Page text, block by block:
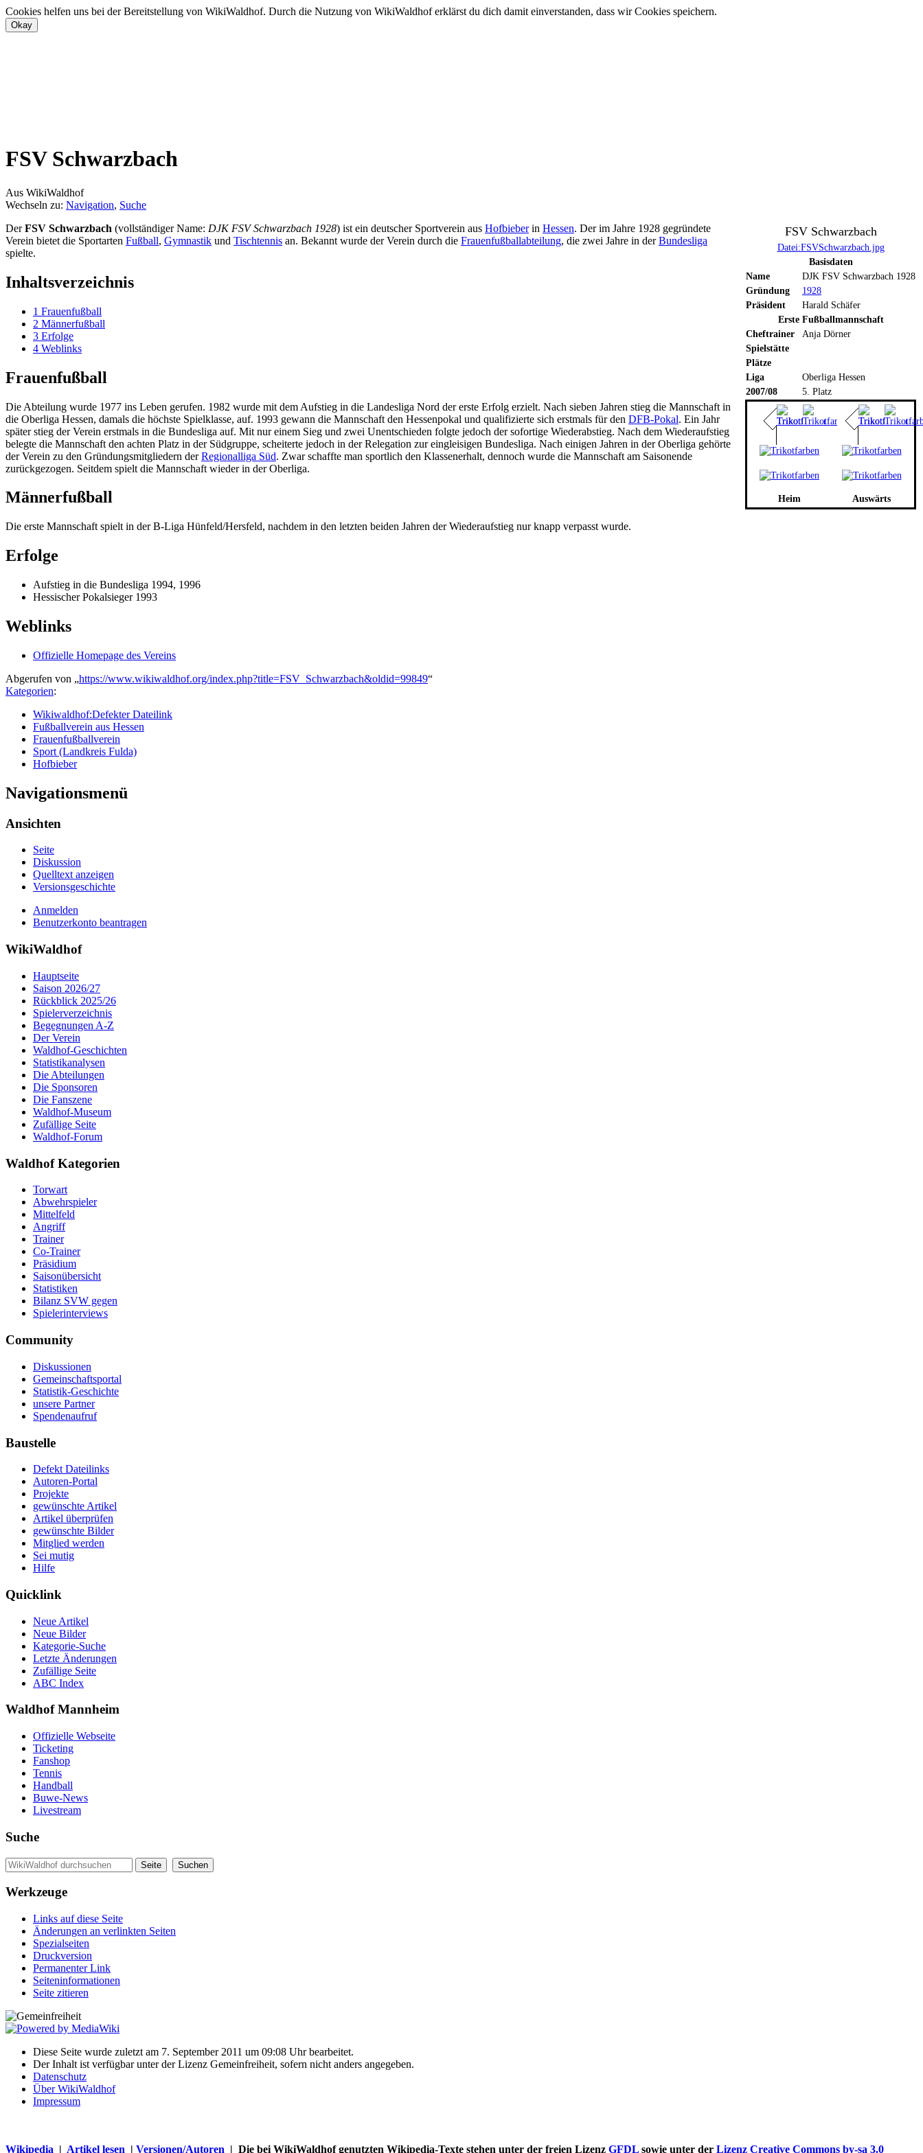
Cookies helfen uns bei der Bereitstellung von WikiWaldhof. Durch die Nutzung von WikiWaldhof erklärst du dich damit einverstanden, dass wir Cookies speichern.
FSV Schwarzbach
Aus WikiWaldhof
Wechseln zu: Navigation, Suche
FSV Schwarzbach
Datei:FSVSchwarzbach.jpg
Basisdaten
Name
DJK FSV Schwarzbach 1928
Gründung
1928
Präsident
Harald Schäfer
Erste Fußballmannschaft
Cheftrainer
Anja Dörner
Spielstätte
Plätze
Liga
Oberliga Hessen
2007/08
5. Platz
Heim Auswärts
DerFSV Schwarzbach (vollständiger Name: DJK FSV Schwarzbach 1928) ist ein deutscher Sportverein aus Hofbieberin Hessen. Der im Jahre 1928 gegründete
Verein bietet die Sportarten Fußball, Gymnastik und Tischtennis an. Bekannt wurde der Verein durch die Frauenfußballabteilung, die zwei Jahre in derBundesliga
spielte.
Inhaltsverzeichnis
1 Frauenfußball
2 Männerfußball
3 Erfolge
4 Weblinks
Frauenfußball
Die Abteilung wurde 1977 ins Leben gerufen. 1982 wurde mit dem Aufstieg in die Landesliga Nord der erste Erfolg erzielt. Nach sieben Jahren stieg die Mannschaft in
die Oberliga Hessen, damals die höchste Spielklasse, auf. 1993 gewann die Mannschaft den Hessenpokal und qualifizierte sich erstmals für den DFB-Pokal. Ein Jahr
später stieg der Verein erstmals in die Bundesliga auf. Mit nur einem Sieg und zwei Unentschieden folgte jedoch der sofortige Wiederabstieg. Nach dem Wiederaufstieg
belegte die Mannschaft den achten Platz in der Südgruppe, scheiterte jedoch in der Relegation zur eingleisigen Bundesliga. Nach einigen Jahren in der Oberliga gehörte
der Verein zu den Gründungsmitgliedern derRegionalliga Süd. Zwar schaffte man sportlich den Klassenerhalt, dennoch wurde die Mannschaft am Saisonende
zurückgezogen. Seitdem spielt die Mannschaft wieder in der Oberliga.
Männerfußball
Die erste Mannschaft spielt in der B-Liga Hünfeld/Hersfeld, nachdem in den letzten beiden Jahren der Wiederaufstieg nur knapp verpasst wurde.
Erfolge
Aufstieg in die Bundesliga 1994, 1996
Hessischer Pokalsieger 1993
Weblinks
Offizielle Homepage des Vereins
Abgerufen von „https://www.wikiwaldhof.org/index.php?title=FSV_Schwarzbach&oldid=99849“
Kategorien:
Wikiwaldhof:Defekter Dateilink
Fußballverein aus Hessen
Frauenfußballverein
Sport (Landkreis Fulda)
Hofbieber
Navigationsmenü
Ansichten
Seite
Diskussion
Quelltext anzeigen
Versionsgeschichte
Anmelden
Benutzerkonto beantragen
WikiWaldhof
Hauptseite
Saison 2026/27
Rückblick 2025/26
Spielerverzeichnis
Begegnungen A-Z
Der Verein
Waldhof-Geschichten
Statistikanalysen
Die Abteilungen
Die Sponsoren
Die Fanszene
Waldhof-Museum
Zufällige Seite
Waldhof-Forum
Waldhof Kategorien
Torwart
Abwehrspieler
Mittelfeld
Angriff
Trainer
Co-Trainer
Präsidium
Saisonübersicht
Statistiken
Bilanz SVW gegen
Spielerinterviews
Community
Diskussionen
Gemeinschaftsportal
Statistik-Geschichte
unsere Partner
Spendenaufruf
Baustelle
Defekt Dateilinks
Autoren-Portal
Projekte
gewünschte Artikel
Artikel überprüfen
gewünschte Bilder
Mitglied werden
Sei mutig
Hilfe
Quicklink
Neue Artikel
Neue Bilder
Kategorie-Suche
Letzte Änderungen
Zufällige Seite
ABC Index
Waldhof Mannheim
Offizielle Webseite
Ticketing
Fanshop
Tennis
Handball
Buwe-News
Livestream
Suche
Werkzeuge
Links auf diese Seite
Änderungen an verlinkten Seiten
Spezialseiten
Druckversion
Permanenter Link
Seiten­informationen
Seite zitieren
Diese Seite wurde zuletzt am 7. September 2011 um 09:08 Uhr bearbeitet.
Der Inhalt ist verfügbar unter der Lizenz Gemeinfreiheit, sofern nicht anders angegeben.
Datenschutz
Über WikiWaldhof
Impressum
Wikipedia | Artikel lesen | Versionen/Autoren | Die bei WikiWaldhof genutzten Wikipedia-Texte stehen unter der freien Lizenz GFDL sowie unter der Lizenz Creative Commons by-sa 3.0